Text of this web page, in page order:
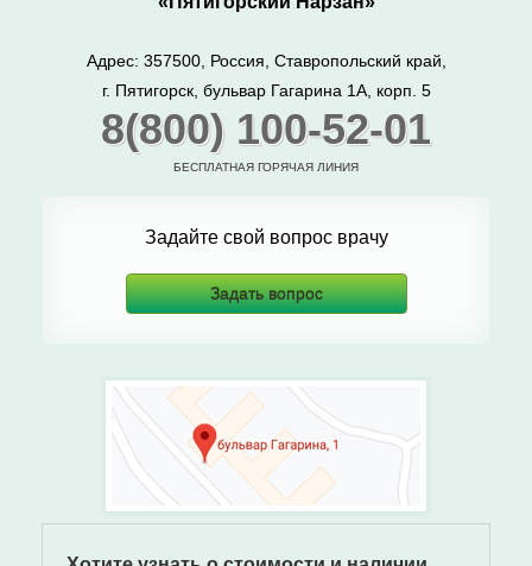
Задайте свой вопрос врачу
Задать вопрос
Адрес: 357500, Россия, Ставропольский край,
г. Пятигорск, бульвар Гагарина 1А, корп. 5
8(800) 100-52-01
БЕСПЛАТНАЯ ГОРЯЧАЯ ЛИНИЯ